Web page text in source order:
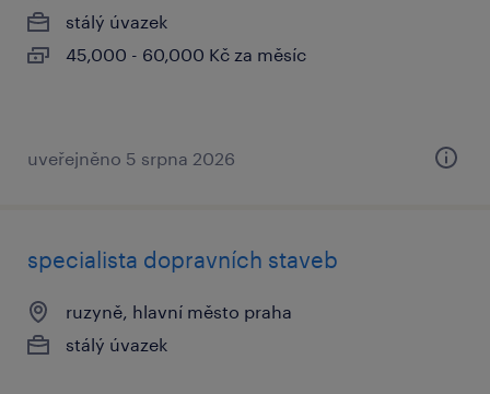
stálý úvazek
45,000 - 60,000 Kč za měsíc
uveřejněno 5 srpna 2026
specialista dopravních staveb
ruzyně, hlavní město praha
stálý úvazek